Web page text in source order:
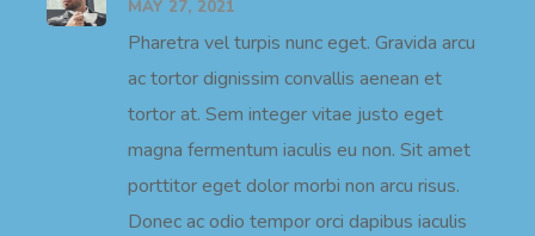
MAY 27, 2021
Pharetra vel turpis nunc eget. Gravida arcu
ac tortor dignissim convallis aenean et
tortor at. Sem integer vitae justo eget
magna fermentum iaculis eu non. Sit amet
porttitor eget dolor morbi non arcu risus.
Donec ac odio tempor orci dapibus iaculis